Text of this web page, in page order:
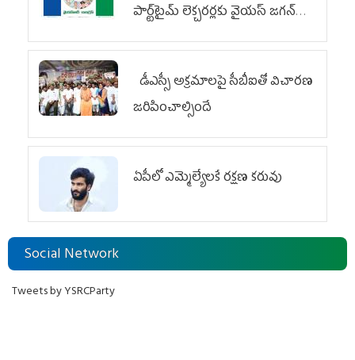
పార్ట్‌టైమ్‌ లెక్చరర్లకు వైయ‌స్ జగన్
భరోసా
డీఎస్సీ అక్రమాలపై సీబీఐతో విచారణ
జరిపించాల్సిందే
ఏపీలో ఎమ్మెల్యేల‌కే ర‌క్ష‌ణ క‌రువు
Social Network
Tweets by YSRCParty